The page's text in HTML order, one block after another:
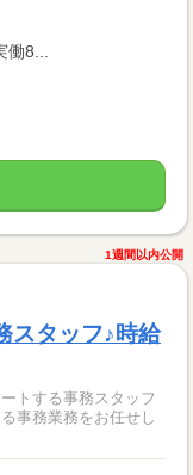
働8...
1週間以内公開
スタッフ♪時給
事務業務をお任せし